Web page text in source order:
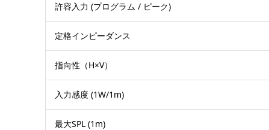
許容入力 (プログラム / ピーク)
定格インピーダンス
指向性（H×V）
入力感度 (1W/1m)
最大SPL (1m)